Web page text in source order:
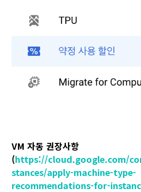
VM 자동 권장사항
(https://cloud.google.com/
stances/apply-machine-type-
recommendations-for-